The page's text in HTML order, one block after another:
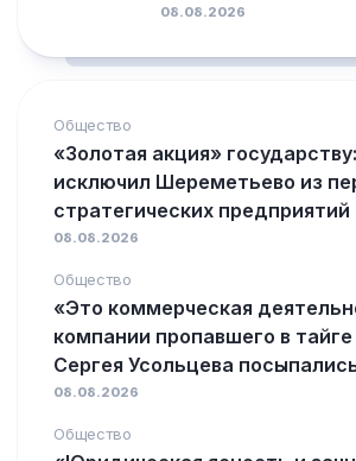
08.08.2026
Общество
«Золотая акция»
исключил Шереметьево из
стратегических предприятий
08.08.2026
Общество
«Это коммерческая
компании пропавшего в
Сергея Усольцева
08.08.2026
Общество